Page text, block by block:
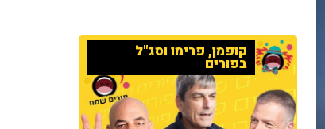
קופמן, פרימו וסג"ל
בפורים